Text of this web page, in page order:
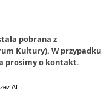
pobrana z
Kultury). W przypadku
prosimy o kontakt.